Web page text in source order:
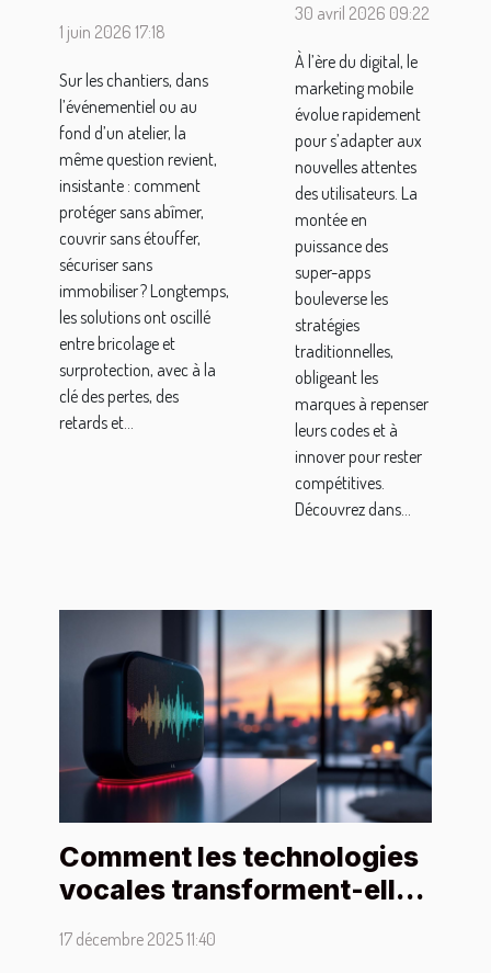
la protection
des
matériaux
sensibles
1 juin 2026 17:18
Sur les chantiers, dans
l’événementiel ou au
fond d’un atelier, la
même question revient,
insistante : comment
protéger sans abîmer,
couvrir sans étouffer,
sécuriser sans
immobiliser ? Longtemps,
les solutions ont oscillé
entre bricolage et
surprotection, avec à la
clé des pertes, des
retards et...
marketing
mobile
face à la
montée
des
super-
apps
30 avril 2026 09:22
À l’ère du digital, le
marketing mobile
évolue rapidement
pour s’adapter aux
nouvelles attentes
des utilisateurs. La
montée en
puissance des
super-apps
bouleverse les
stratégies
traditionnelles,
obligeant les
marques à repenser
leurs codes et à
innover pour rester
compétitives.
Découvrez dans...
Comment les technologies
vocales transforment-elles
?
17 décembre 2025 11:40